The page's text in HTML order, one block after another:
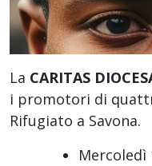
La CARITAS
i promotori di
Rifugiato a Savona.
Mercoledì